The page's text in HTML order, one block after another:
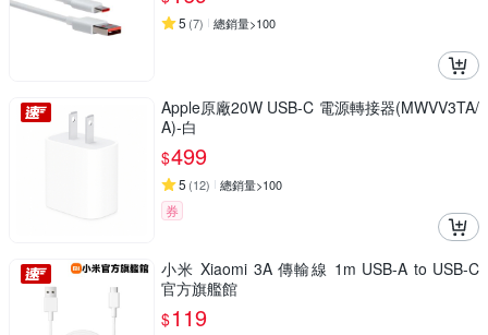
5 (7) 總銷量>100
Apple原廠20W USB-C 電源轉接器(MWVV3TA/
A)-白
$499
5 (12) 總銷量>100
券
小米 Xiaomi 3A 傳輸線 1m USB-A to USB-C
官方旗艦館
$119